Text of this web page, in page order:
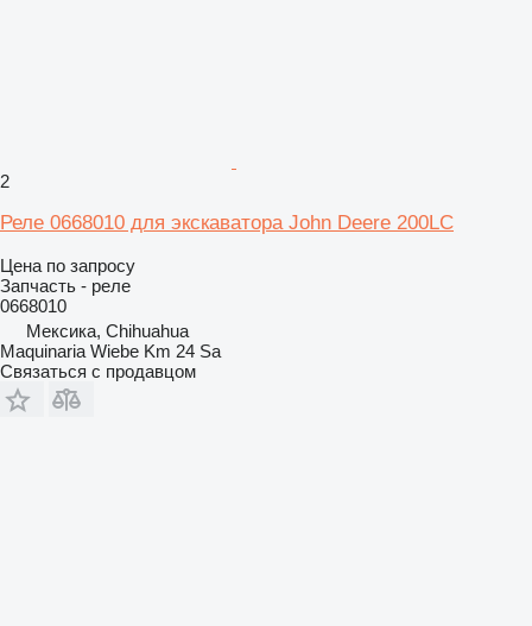
2
Реле 0668010 для экскаватора John Deere 200LC
Цена по запросу
Запчасть - реле
0668010
Мексика, Chihuahua
Maquinaria Wiebe Km 24 Sa
Связаться с продавцом